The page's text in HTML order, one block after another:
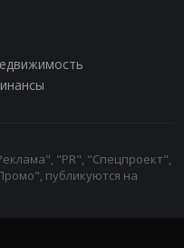
"PR", "Спецпроект",
публикуются на